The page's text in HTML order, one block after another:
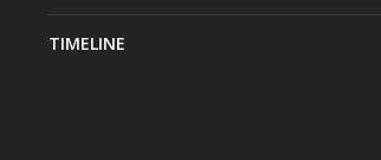
TIMELINE